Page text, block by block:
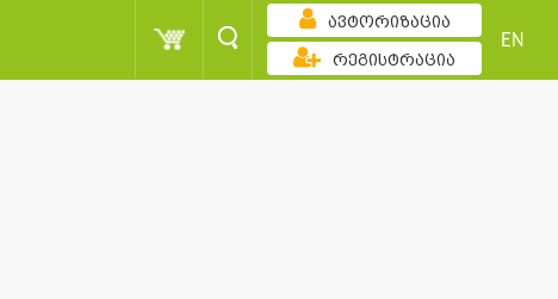
ავტორიზაცია
რეგისტრაცია
EN